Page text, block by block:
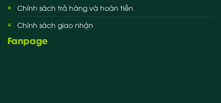
Chính sách trả hàng và hoàn tiền
Chính sách giao nhận
Fanpage